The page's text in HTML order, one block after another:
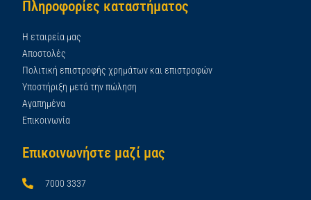
Πληροφορίες καταστήματος
Η εταιρεία μας
Αποστολές
Πολιτική επιστροφής χρημάτων και επιστροφών
Υποστήριξη μετά την πώληση
Αγαπημένα
Επικοινωνία
Επικοινωνήστε μαζί μας
7000 3337